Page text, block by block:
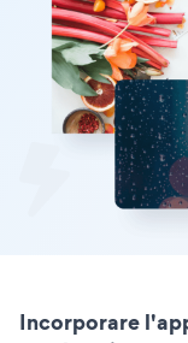
Incorporare